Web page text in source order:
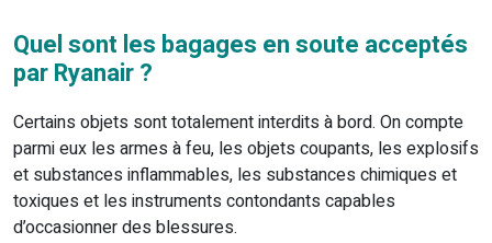
Quel sont les bagages en soute acceptés
par Ryanair ?
Certains objets sont totalement interdits à bord. On compte
parmi eux les armes à feu, les objets coupants, les explosifs
et substances inflammables, les substances chimiques et
toxiques et les instruments contondants capables
d’occasionner des blessures.